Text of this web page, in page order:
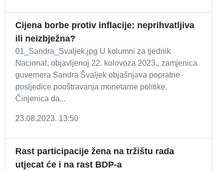
Cijena borbe protiv inflacije: neprihvatljiva
ili neizbježna?
01_Sandra_Svaljek.jpg U kolumni za tjednik
Nacional, objavljenoj 22. kolovoza 2023., zamjenica
guvernera Sandra Švaljek objašnjava popratne
posljedice pooštravanja monetarne politike.
Činjenica da...
23.08.2023. 13:50
Rast participacije žena na tržištu rada
utjecat će i na rast BDP-a